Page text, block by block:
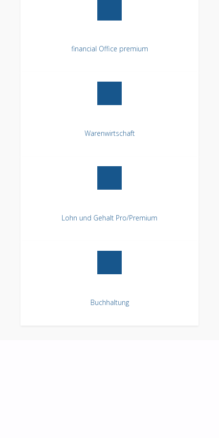
financial Office premium
Warenwirtschaft
Lohn und Gehalt Pro/Premium
Buchhaltung